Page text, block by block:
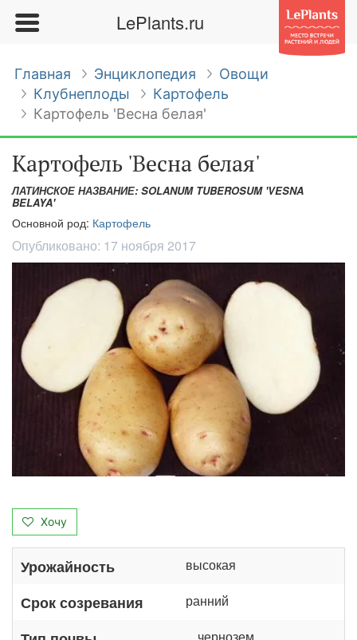
LePlants.ru
Главная Энциклопедия
Овощи
Клубнеплоды
Картофель
Картофель 'Весна белая'
Картофель 'Весна белая'
ЛАТИНСКОЕ НАЗВАНИЕ: SOLANUM TUBEROSUM 'VESNA
BELAYA'
Основной род: Картофель
Опубликовано: 17 ноября 2017
Хочу
Урожайность высокая
Срок созревания ранний